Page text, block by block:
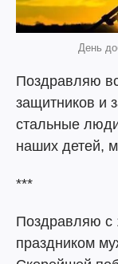
День
Поздравляю
защитников и
стальные
наших детей,
***
Поздравляю с
праздником